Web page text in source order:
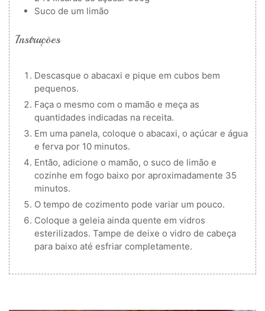
Suco de um limão
Instruções
Descasque o abacaxi e pique em cubos bem
pequenos.
Faça o mesmo com o mamão e meça as
quantidades indicadas na receita.
Em uma panela, coloque o abacaxi, o açúcar e água
e ferva por 10 minutos.
Então, adicione o mamão, o suco de limão e
cozinhe em fogo baixo por aproximadamente 35
minutos.
O tempo de cozimento pode variar um pouco.
Coloque a geleia ainda quente em vidros
esterilizados. Tampe de deixe o vidro de cabeça
para baixo até esfriar completamente.